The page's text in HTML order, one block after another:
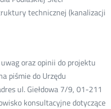
technicznej (kanalizacji
oraz opinii do projektu
piśmie do Urzędu
ul. Giełdowa 7/9, 01-211
konsultacyjne dotyczące